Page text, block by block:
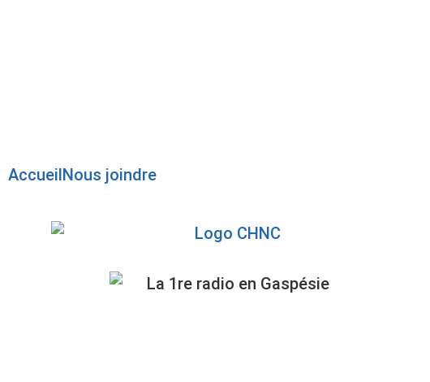
AccueilNous joindre